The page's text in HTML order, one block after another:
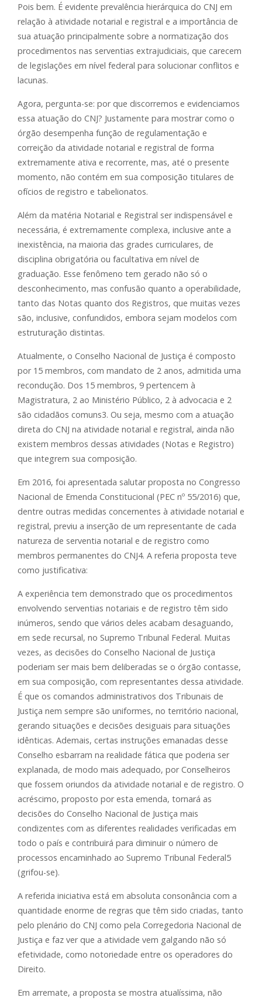
Pois bem. É evidente prevalência hierárquica do CNJ em
relação à atividade notarial e registral e a importância de
sua atuação principalmente sobre a normatização dos
procedimentos nas serventias extrajudiciais, que carecem
de legislações em nível federal para solucionar conflitos e
lacunas.
Agora, pergunta-se: por que discorremos e evidenciamos
essa atuação do CNJ? Justamente para mostrar como o
órgão desempenha função de regulamentação e
correição da atividade notarial e registral de forma
extremamente ativa e recorrente, mas, até o presente
momento, não contém em sua composição titulares de
ofícios de registro e tabelionatos.
Além da matéria Notarial e Registral ser indispensável e
necessária, é extremamente complexa, inclusive ante a
inexistência, na maioria das grades curriculares, de
disciplina obrigatória ou facultativa em nível de
graduação. Esse fenômeno tem gerado não só o
desconhecimento, mas confusão quanto a operabilidade,
tanto das Notas quanto dos Registros, que muitas vezes
são, inclusive, confundidos, embora sejam modelos com
estruturação distintas.
Atualmente, o Conselho Nacional de Justiça é composto
por 15 membros, com mandato de 2 anos, admitida uma
recondução. Dos 15 membros, 9 pertencem à
Magistratura, 2 ao Ministério Público, 2 à advocacia e 2
são cidadãos comuns3. Ou seja, mesmo com a atuação
direta do CNJ na atividade notarial e registral, ainda não
existem membros dessas atividades (Notas e Registro)
que integrem sua composição.
Em 2016, foi apresentada salutar proposta no Congresso
Nacional de Emenda Constitucional (PEC nº 55/2016) que,
dentre outras medidas concernentes à atividade notarial e
registral, previu a inserção de um representante de cada
natureza de serventia notarial e de registro como
membros permanentes do CNJ4. A referia proposta teve
como justificativa:
A experiência tem demonstrado que os procedimentos
envolvendo serventias notariais e de registro têm sido
inúmeros, sendo que vários deles acabam desaguando,
em sede recursal, no Supremo Tribunal Federal. Muitas
vezes, as decisões do Conselho Nacional de Justiça
poderiam ser mais bem deliberadas se o órgão contasse,
em sua composição, com representantes dessa atividade.
É que os comandos administrativos dos Tribunais de
Justiça nem sempre são uniformes, no território nacional,
gerando situações e decisões desiguais para situações
idênticas. Ademais, certas instruções emanadas desse
Conselho esbarram na realidade fática que poderia ser
explanada, de modo mais adequado, por Conselheiros
que fossem oriundos da atividade notarial e de registro. O
acréscimo, proposto por esta emenda, tornará as
decisões do Conselho Nacional de Justiça mais
condizentes com as diferentes realidades verificadas em
todo o país e contribuirá para diminuir o número de
processos encaminhado ao Supremo Tribunal Federal5
(grifou-se).
A referida iniciativa está em absoluta consonância com a
quantidade enorme de regras que têm sido criadas, tanto
pelo plenário do CNJ como pela Corregedoria Nacional de
Justiça e faz ver que a atividade vem galgando não só
efetividade, como notoriedade entre os operadores do
Direito.
Em arremate, a proposta se mostra atualíssima, não